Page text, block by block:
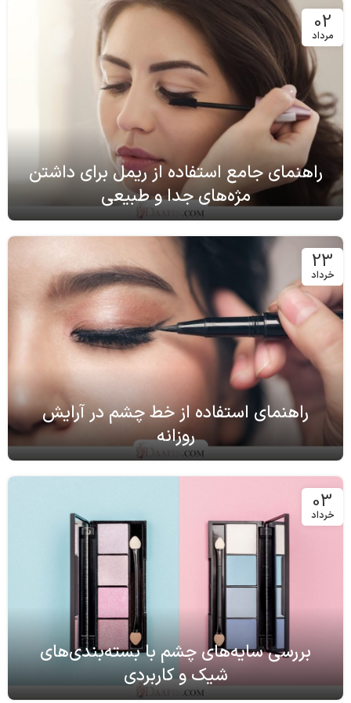
02
مرداد
راهنمای جامع استفاده از ریمل برای داشتن
مژه‌های جدا و طبیعی
23
خرداد
راهنمای استفاده از خط چشم در آرایش
روزانه
03
خرداد
بررسی سایه‌های چشم با بسته‌بندی‌های
شیک و کاربردی